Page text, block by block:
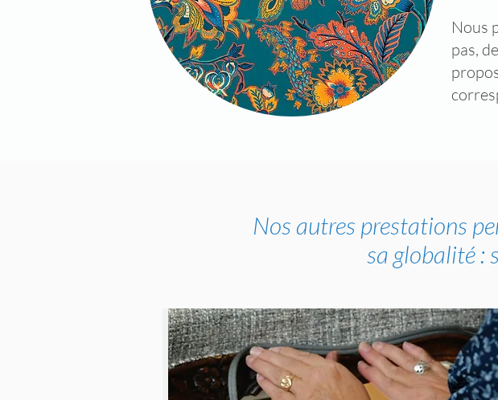
Nous
pas,
Nos autres prestations
sa globalité :